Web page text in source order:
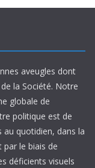
aveugles dont
la Société. Notre
globale de
politique est de
quotidien, dans la
le biais de
déficients visuels